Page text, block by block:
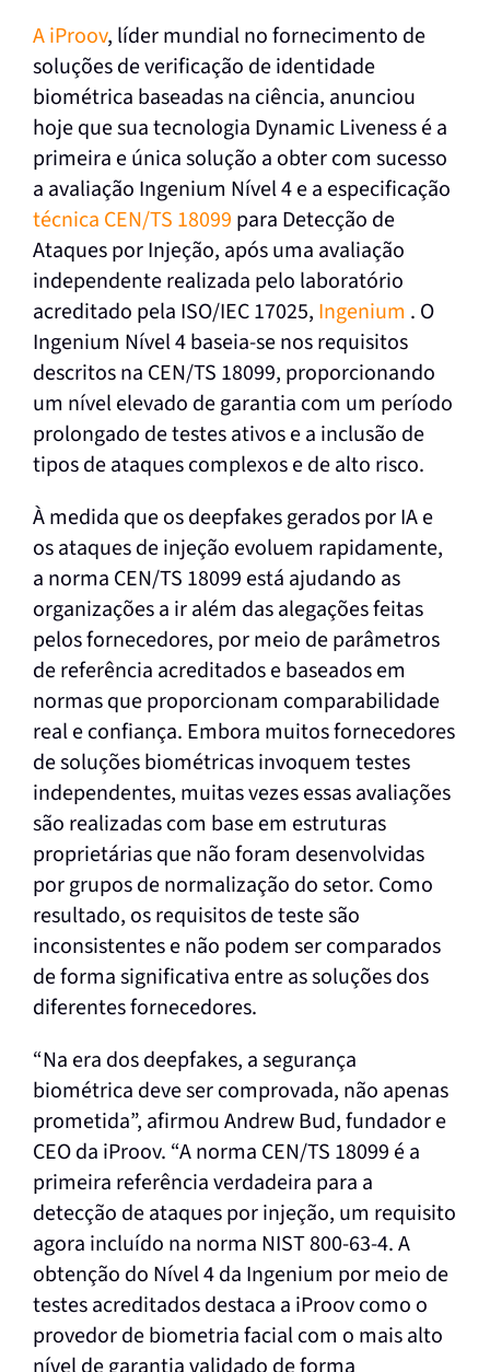
A iProov, líder mundial no fornecimento de
soluções de verificação de identidade
biométrica baseadas na ciência, anunciou
hoje que sua tecnologia Dynamic Liveness é a
primeira e única solução a obter com sucesso
a avaliação Ingenium Nível 4 e a especificação
técnica CEN/TS 18099 para Detecção de
Ataques por Injeção, após uma avaliação
independente realizada pelo laboratório
acreditado pela ISO/IEC 17025, Ingenium . O
Ingenium Nível 4 baseia-se nos requisitos
descritos na CEN/TS 18099, proporcionando
um nível elevado de garantia com um período
prolongado de testes ativos e a inclusão de
tipos de ataques complexos e de alto risco.
À medida que os deepfakes gerados por IA e
os ataques de injeção evoluem rapidamente,
a norma CEN/TS 18099 está ajudando as
organizações a ir além das alegações feitas
pelos fornecedores, por meio de parâmetros
de referência acreditados e baseados em
normas que proporcionam comparabilidade
real e confiança. Embora muitos fornecedores
de soluções biométricas invoquem testes
independentes, muitas vezes essas avaliações
são realizadas com base em estruturas
proprietárias que não foram desenvolvidas
por grupos de normalização do setor. Como
resultado, os requisitos de teste são
inconsistentes e não podem ser comparados
de forma significativa entre as soluções dos
diferentes fornecedores.
“Na era dos deepfakes, a segurança
biométrica deve ser comprovada, não apenas
prometida”, afirmou Andrew Bud, fundador e
CEO da iProov. “A norma CEN/TS 18099 é a
primeira referência verdadeira para a
detecção de ataques por injeção, um requisito
agora incluído na norma NIST 800-63-4. A
obtenção do Nível 4 da Ingenium por meio de
testes acreditados destaca a iProov como o
provedor de biometria facial com o mais alto